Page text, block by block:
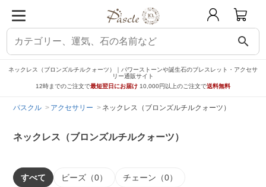
search
ネックレス（ブロンズルチルクォーツ）｜パワーストーンや誕生石のブレスレット・アクセサ
リー通販サイト
12時までのご注文で最短翌日にお届け 10,000円以上のご注文で送料無料
パスクル アクセサリー ネックレス（ブロンズルチルクォーツ）
ネックレス（ブロンズルチルクォーツ）
すべて ビーズ（0） チェーン（0）